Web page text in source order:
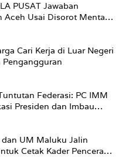
PUSAT Jawaban
Aceh Usai Disorot Mentan
Cari Kerja di Luar Negeri
Federasi: PC IMM
Presiden dan Imbau
Merah Putih Di
UM Maluku Jalin
Cetak Kader Pencerah
dari Kampus”